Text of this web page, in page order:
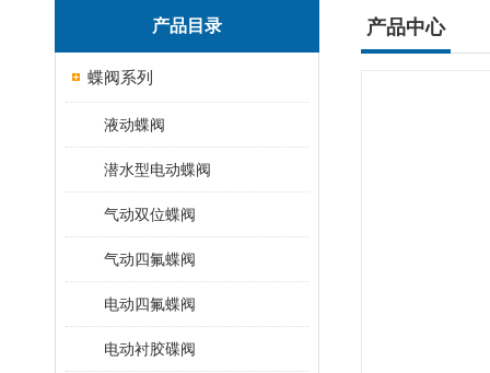
产品目录
蝶阀系列
液动蝶阀
潜水型电动蝶阀
气动双位蝶阀
气动四氟蝶阀
电动四氟蝶阀
电动衬胶碟阀
产品中心